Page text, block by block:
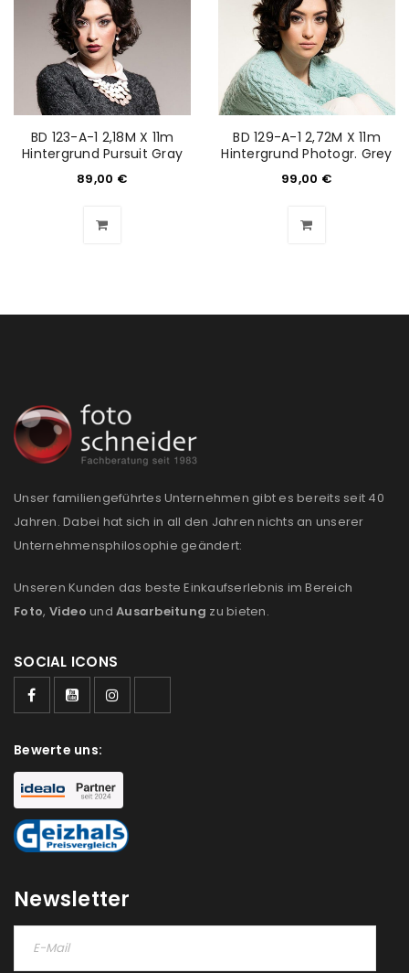
Benutzername oder E-Mail-Adresse*
Angemeldet bleiben
ANMELDEN
E-Mail-Adresse
deine E-Mail-Adresse gesendet.
NEWSLETTER ABONNIEREN
us
BD 123-A-1 2,18M X 11m
Hintergrund Pursuit Gray
89,00 €
BD 129-A-1 2,72M X 11m
Hintergrund Photogr. Grey
99,00 €
Unser familiengeführtes Unternehmen gibt es bereits seit 40
Jahren. Dabei hat sich in all den Jahren nichts an unserer
Unternehmensphilosophie geändert:
Unseren Kunden das beste Einkaufserlebnis im Bereich
Foto, Video und Ausarbeitung zu bieten.
SOCIAL ICONS
Bewerte uns:
Newsletter